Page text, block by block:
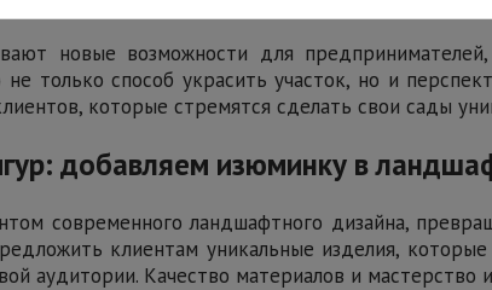
новые возможности для
только способ украсить участок, но и
которые стремятся сделать свои сады
добавляем изюминку в
современного ландшафтного дизайна,
клиентам уникальные изделия,
аудитории. Качество материалов и